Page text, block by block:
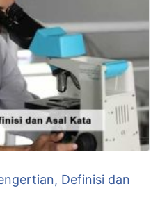
Definisi dan